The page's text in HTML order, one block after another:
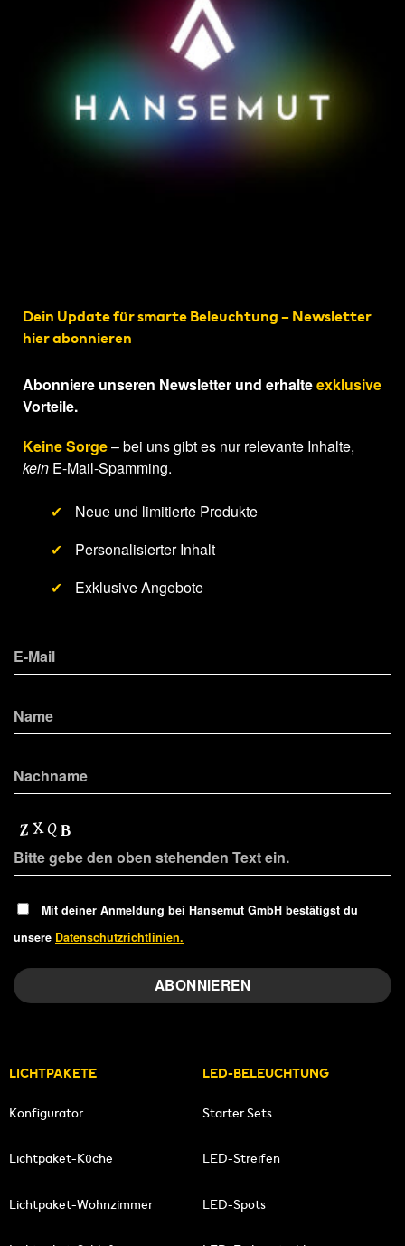
Dein Update für smarte Beleuchtung – Newsletter
hier abonnieren
Abonniere unseren Newsletter und erhalteexklusive
Vorteile.
Keine Sorge– bei uns gibt es nur relevante Inhalte,
kein E-Mail-Spamming.
✔
Neue und limitierte Produkte
✔
Personalisierter Inhalt
✔
Exklusive Angebote
Mit deiner Anmeldung bei Hansemut GmbH bestätigst du
unsere Datenschutzrichtlinien.
LICHTPAKETE
Konfigurator
Lichtpaket-Küche
Lichtpaket-Wohnzimmer
LED-BELEUCHTUNG
Starter Sets
LED-Streifen
LED-Spots